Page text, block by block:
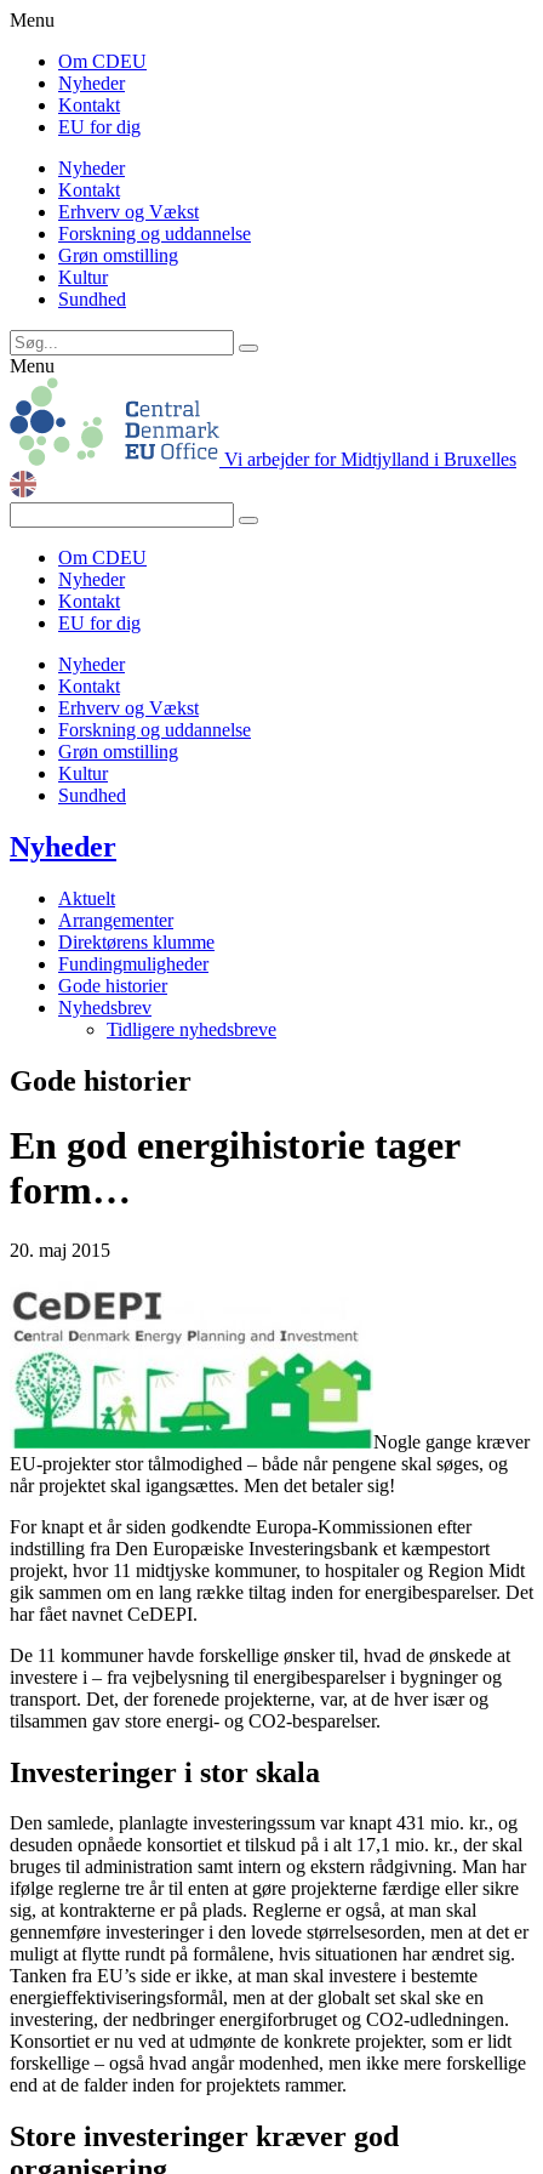
Menu
Om CDEU
Nyheder
Kontakt
EU for dig
Nyheder
Kontakt
Erhverv og Vækst
Forskning og uddannelse
Grøn omstilling
Kultur
Sundhed
Menu
Vi arbejder for Midtjylland i Bruxelles
Om CDEU
Nyheder
Kontakt
EU for dig
Nyheder
Kontakt
Erhverv og Vækst
Forskning og uddannelse
Grøn omstilling
Kultur
Sundhed
Nyheder
Aktuelt
Arrangementer
Direktørens klumme
Fundingmuligheder
Gode historier
Nyhedsbrev
Tidligere nyhedsbreve
Gode historier
En god energihistorie tager
form…
20. maj 2015
Nogle gange kræver
EU-projekter stor tålmodighed – både når pengene skal søges, og
når projektet skal igangsættes. Men det betaler sig!
For knapt et år siden godkendte Europa-Kommissionen efter
indstilling fra Den Europæiske Investeringsbank et kæmpestort
projekt, hvor 11 midtjyske kommuner, to hospitaler og Region Midt
gik sammen om en lang række tiltag inden for energibesparelser. Det
har fået navnet CeDEPI.
De 11 kommuner havde forskellige ønsker til, hvad de ønskede at
investere i – fra vejbelysning til energibesparelser i bygninger og
transport. Det, der forenede projekterne, var, at de hver især og
tilsammen gav store energi- og CO2-besparelser.
Investeringer i stor skala
Den samlede, planlagte investeringssum var knapt 431 mio. kr., og
desuden opnåede konsortiet et tilskud på i alt 17,1 mio. kr., der skal
bruges til administration samt intern og ekstern rådgivning. Man har
ifølge reglerne tre år til enten at gøre projekterne færdige eller sikre
sig, at kontrakterne er på plads. Reglerne er også, at man skal
gennemføre investeringer i den lovede størrelsesorden, men at det er
muligt at flytte rundt på formålene, hvis situationen har ændret sig.
Tanken fra EU’s side er ikke, at man skal investere i bestemte
energieffektiviseringsformål, men at der globalt set skal ske en
investering, der nedbringer energiforbruget og CO2-udledningen.
Konsortiet er nu ved at udmønte de konkrete projekter, som er lidt
forskellige – også hvad angår modenhed, men ikke mere forskellige
end at de falder inden for projektets rammer.
Store investeringer kræver god